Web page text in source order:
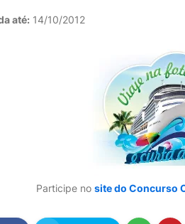
até: 14/10/2012
Participe no site do Concurso